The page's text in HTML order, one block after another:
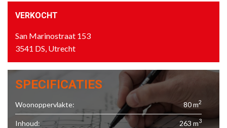
VERKOCHT
San Marinostraat 153
3541 DS, Utrecht
SPECIFICATIES
Woonoppervlakte: 80 m2
Inhoud: 263 m3